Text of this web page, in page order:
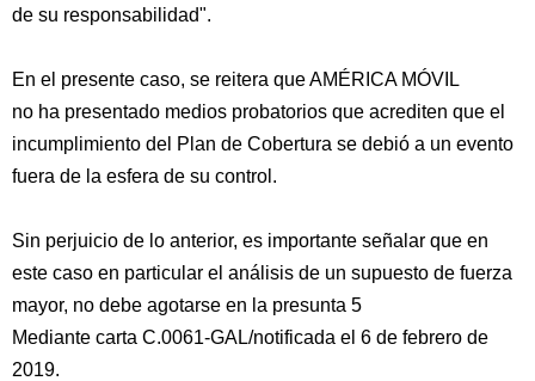
de su responsabilidad".
En el presente caso, se reitera que AMÉRICA MÓVIL
no ha presentado medios probatorios que acrediten que el
incumplimiento del Plan de Cobertura se debió a un evento
fuera de la esfera de su control.
Sin perjuicio de lo anterior, es importante señalar que en
este caso en particular el análisis de un supuesto de fuerza
mayor, no debe agotarse en la presunta 5
Mediante carta C.0061-GAL/notificada el 6 de febrero de
2019.